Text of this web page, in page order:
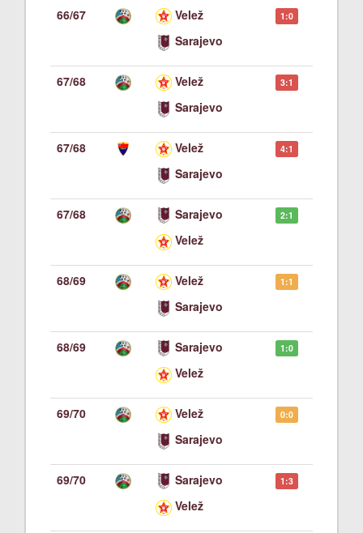
66/67
Velež
Sarajevo
1:0
67/68
Velež
Sarajevo
3:1
67/68
Velež
Sarajevo
4:1
67/68
Sarajevo
Velež
2:1
68/69
Velež
Sarajevo
1:1
68/69
Sarajevo
Velež
1:0
69/70
Velež
Sarajevo
0:0
69/70
Sarajevo
Velež
1:3